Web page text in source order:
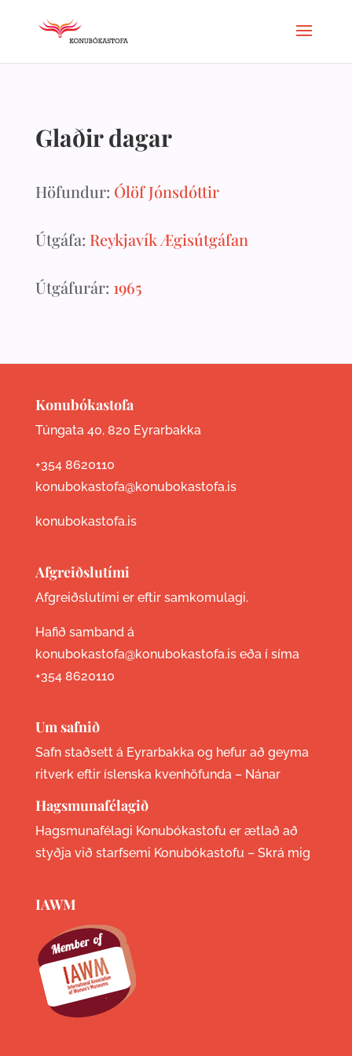
Glaðir dagar
Höfundur: Ólöf Jónsdóttir
Útgáfa: Reykjavík Ægisútgáfan
Útgáfurár: 1965
Konubókastofa
Túngata 40, 820 Eyrarbakka
+354 8620110
konubokastofa@konubokastofa.is
konubokastofa.is
Afgreiðslutími
Afgreiðslutími er eftir samkomulagi.
Hafið samband á
konubokastofa@konubokastofa.is eða í síma
+354 8620110
Um safnið
Safn staðsett á Eyrarbakka og hefur að geyma
ritverk eftir íslenska kvenhöfunda – Nánar
Hagsmunafélagið
Hagsmunafélagi Konubókastofu er ætlað að
styðja við starfsemi Konubókastofu – Skrá mig
IAWM